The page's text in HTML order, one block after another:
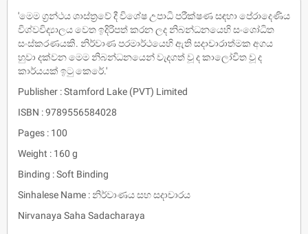
'මෙම ග්‍රන්ථය ශාස්ත්‍රවේ දී විශේෂ උපාධි පරීක්ෂණ සඳහා පේරාදෙණිය
විශ්වවිද්‍යාලය වෙත ඉදිරිපත් කරන ලද නිබන්ධනයෙහි සංශෝධිත
සංස්කරණයකි. නිර්වාණ පරමාර්ථයෙහි ඇති සදාචාරාත්මක අගය
හුවා දක්වන මෙම නිබන්ධනයෙන් වැදගත් වූ ද කාලෝචිත වූ ද
කාර්යයක් ඉටු කෙරේ.'
Publisher : Stamford Lake (PVT) Limited
ISBN : 9789556584028
Pages : 100
Weight : 160 g
Binding : Soft Binding
Sinhalese Name : නිර්වාණය සහ සදාචාරය
Nirvanaya Saha Sadacharaya